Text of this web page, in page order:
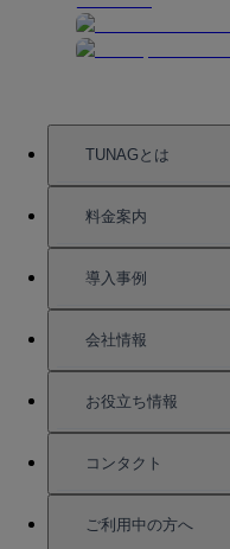
TUNAGとは
TUNAGの
機能一覧
充実したサ
料金案内
料金案内
導入事例
導入事例
活用方法
会社情報
会社情報
お役立ち情報
お役立ち資
セミナー情
コンタクト
サービス資
ご利用中の方へ